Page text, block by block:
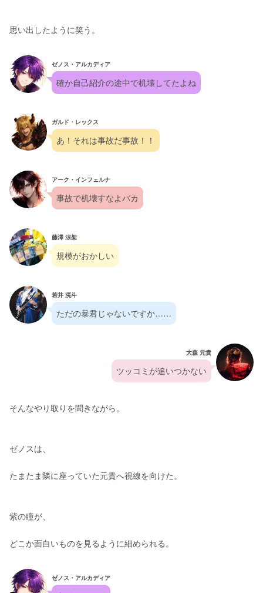
思い出したように笑う。
ゼノス・アルカディア
確か自己紹介の途中で机壊してたよね
ガルド・レックス
あ！それは事故だ事故！！
アーク・インフェルナ
事故で机壊すなよバカ
藤澤 涼架
規模がおかしい
若井 滉斗
ただの暴君じゃないですか……
大森 元貴
ツッコミが追いつかない
そんなやり取りを聞きながら。
ゼノスは、
たまたま隣に座っていた元貴へ視線を向けた。
紫の瞳が、
どこか面白いものを見るように細められる。
ゼノス・アルカディア